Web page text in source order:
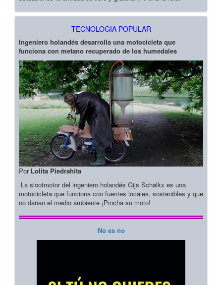
TECNOLOGIA POPULAR
Ingeniero holandés desarrolla una motocicleta que
funciona con metano recuperado de los humedales
Por Lolita Piedrahita
La slootmotor del ingeniero holandés Gijs Schalkx es una
motocicleta que funciona con fuentes locales, sostenibles y que
no dañan el medio ambiente ¡Pincha su moto!
No es no